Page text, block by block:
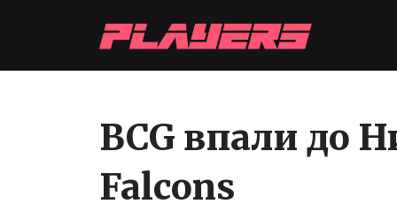
BCG впали до
Falcons